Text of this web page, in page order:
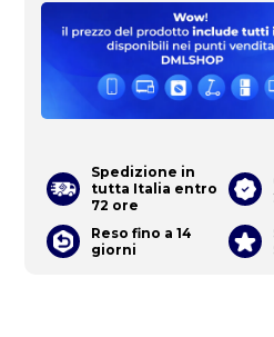
Spedizione in
tutta Italia entro
72 ore
Reso fino a 14
giorni